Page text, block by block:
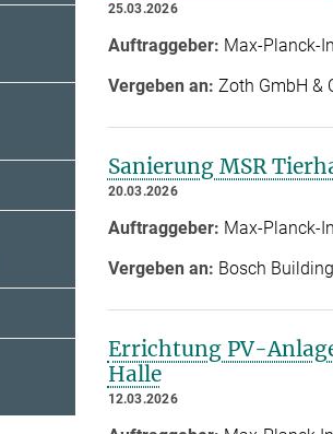
25.03.2026
Auftraggeber: Max-Planck-
Vergeben an: Zoth GmbH &
Sanierung MSR
20.03.2026
Auftraggeber: Max-Planck-
Vergeben an: Bosch
Errichtung PV-
Halle
12.03.2026